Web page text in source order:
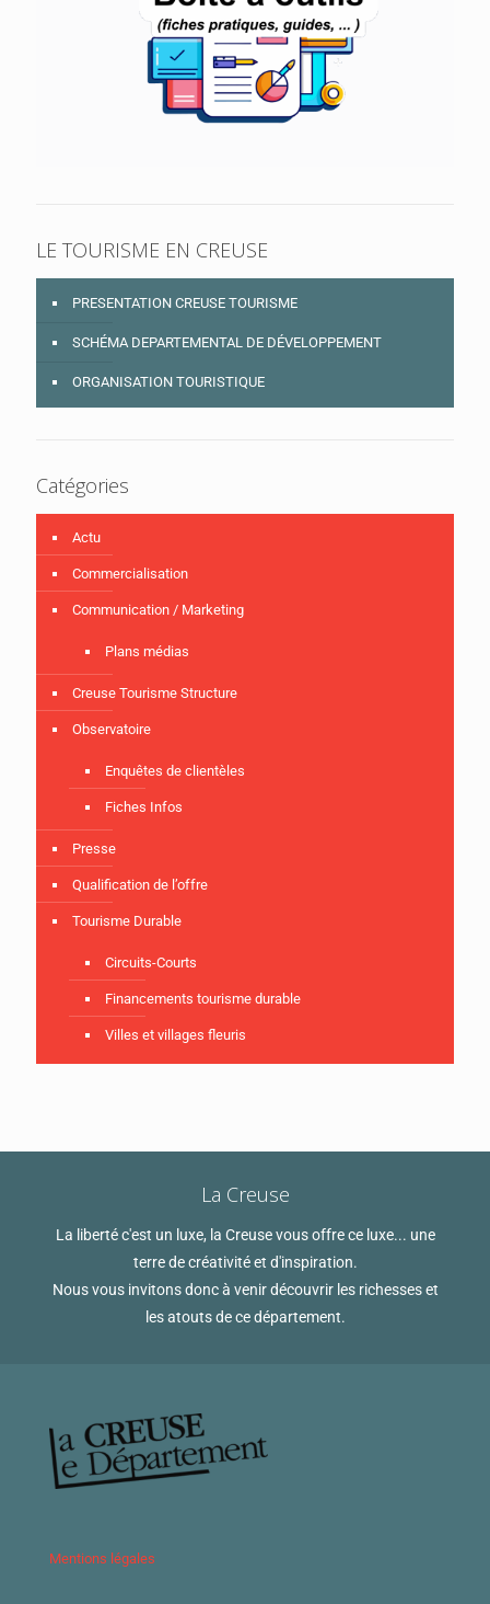
LE TOURISME EN CREUSE
PRESENTATION CREUSE TOURISME
SCHÉMA DEPARTEMENTAL DE DÉVELOPPEMENT
ORGANISATION TOURISTIQUE
Catégories
Actu
Commercialisation
Communication / Marketing
Plans médias
Creuse Tourisme Structure
Observatoire
Enquêtes de clientèles
Fiches Infos
Presse
Qualification de l’offre
Tourisme Durable
Circuits-Courts
Financements tourisme durable
Villes et villages fleuris
La Creuse
La liberté c'est un luxe, la Creuse vous offre ce luxe... une
terre de créativité et d'inspiration.
Nous vous invitons donc à venir découvrir les richesses et
les atouts de ce département.
Mentions légales